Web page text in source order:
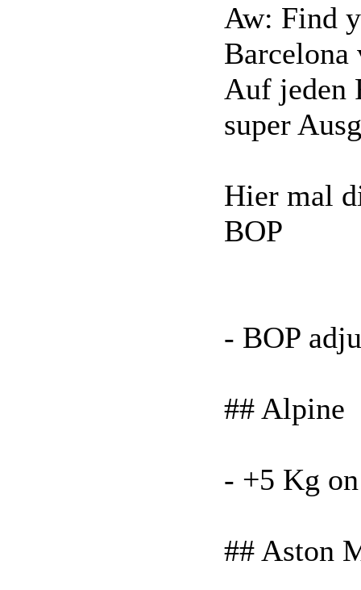
Aw: Find
Barcelona
Auf jeden
super
Hier mal
BOP
- BOP
## Alpine
- +5 Kg
## Aston